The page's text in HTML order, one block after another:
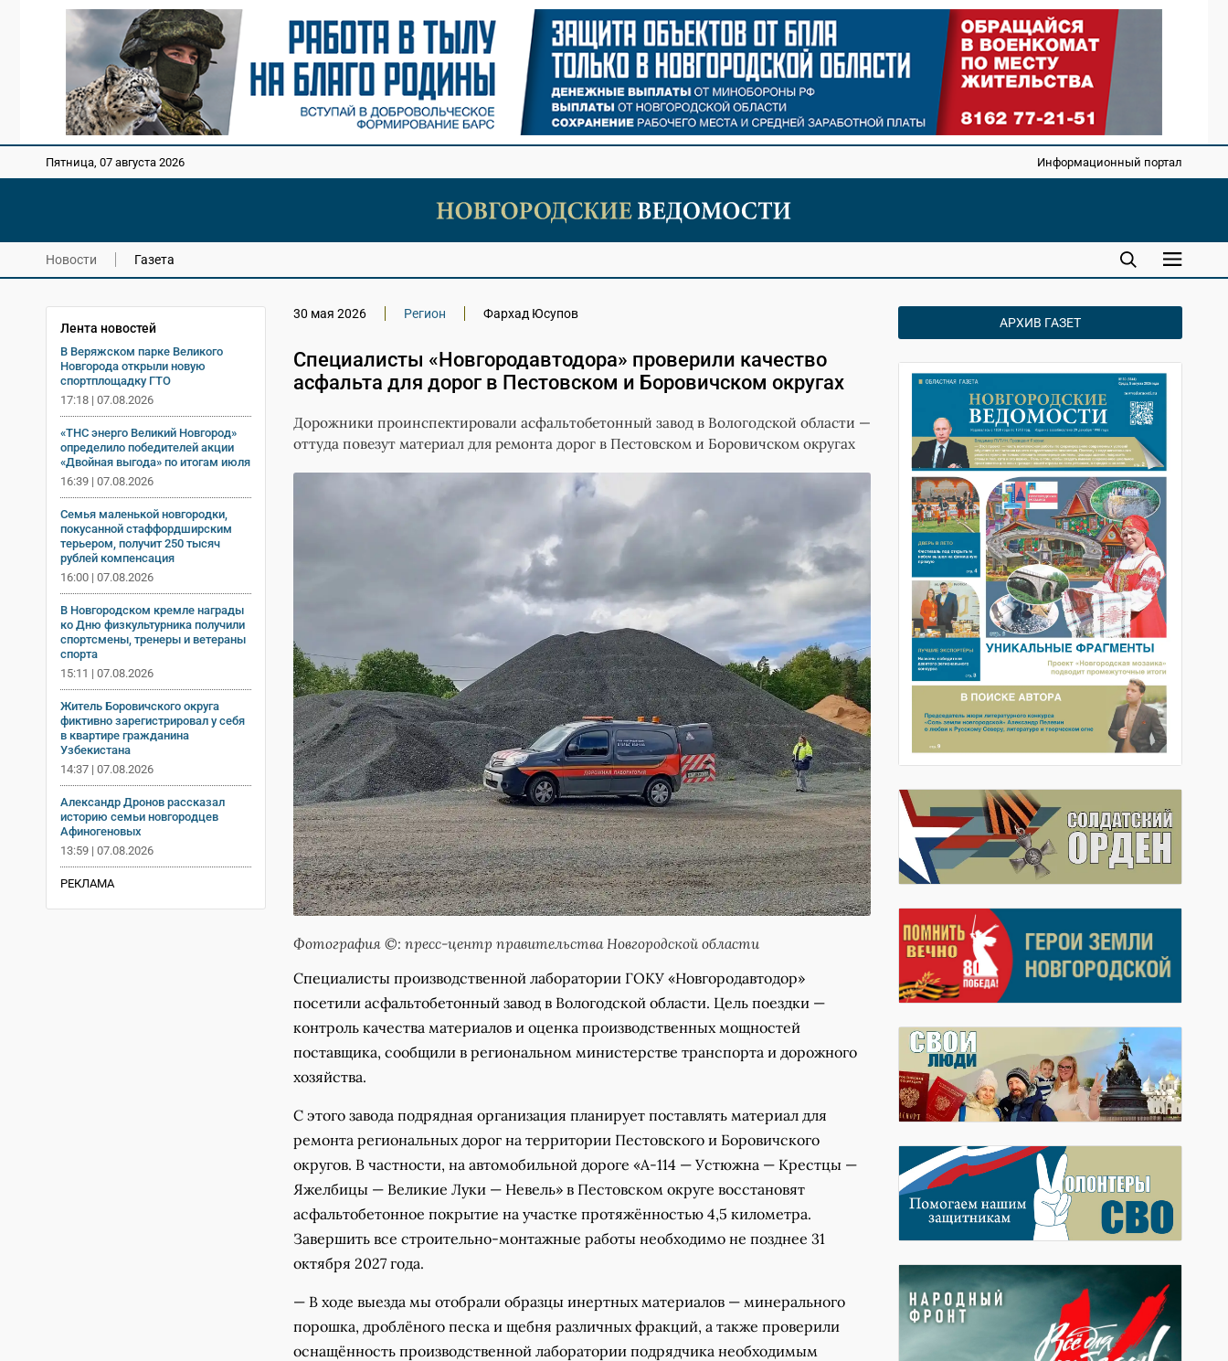
Пятница, 07 августа 2026 Информационный портал
Новости Газета
Лента новостей
В Веряжском парке Великого
Новгорода открыли новую
спортплощадку ГТО
17:18 | 07.08.2026
«ТНС энерго Великий Новгород»
определило победителей акции
«Двойная выгода» по итогам июля
16:39 | 07.08.2026
Семья маленькой новгородки,
покусанной стаффордширским
терьером, получит 250 тысяч
рублей компенсация
16:00 | 07.08.2026
В Новгородском кремле награды
ко Дню физкультурника получили
спортсмены, тренеры и ветераны
спорта
15:11 | 07.08.2026
Житель Боровичского округа
фиктивно зарегистрировал у себя
в квартире гражданина
Узбекистана
14:37 | 07.08.2026
Александр Дронов рассказал
историю семьи новгородцев
Афиногеновых
13:59 | 07.08.2026
РЕКЛАМА
30 мая 2026 Регион Фархад Юсупов
Специалисты «Новгородавтодора» проверили качество
асфальта для дорог в Пестовском и Боровичском округах
Дорожники проинспектировали асфальтобетонный завод в Вологодской области —
оттуда повезут материал для ремонта дорог в Пестовском и Боровичском округах
Фотография ©: пресс-центр правительства Новгородской области
Специалисты производственной лаборатории ГОКУ «Новгородавтодор»
посетили асфальтобетонный завод в Вологодской области. Цель поездки —
контроль качества материалов и оценка производственных мощностей
поставщика, сообщили в региональном министерстве транспорта и дорожного
хозяйства.
С этого завода подрядная организация планирует поставлять материал для
ремонта региональных дорог на территории Пестовского и Боровичского
округов. В частности, на автомобильной дороге «А-114 — Устюжна — Крестцы —
Яжелбицы — Великие Луки — Невель» в Пестовском округе восстановят
асфальтобетонное покрытие на участке протяжённостью 4,5 километра.
Завершить все строительно-монтажные работы необходимо не позднее 31
октября 2027 года.
— В ходе выезда мы отобрали образцы инертных материалов — минерального
порошка, дроблёного песка и щебня различных фракций, а также проверили
оснащённость производственной лаборатории подрядчика необходимым
АРХИВ ГАЗЕТ